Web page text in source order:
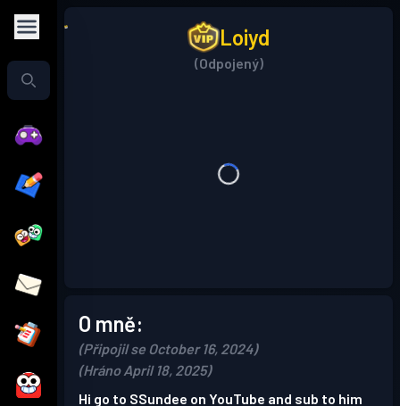
Loiyd
(Odpojený)
O mně:
(Připojil se October 16, 2024)
(Hráno April 18, 2025)
Hi go to SSundee on YouTube and sub to him